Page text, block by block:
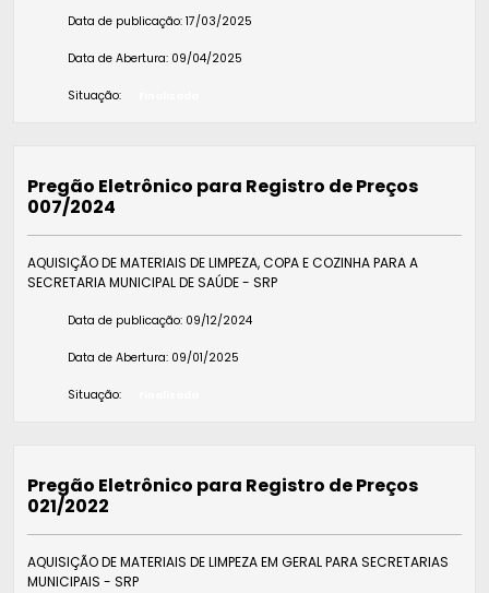
Data de publicação: 17/03/2025
Data de Abertura: 09/04/2025
Situação:
Pregão Eletrônico para Registro de Preços
007/2024
AQUISIÇÃO DE MATERIAIS DE LIMPEZA, COPA E COZINHA PARA A
SECRETARIA MUNICIPAL DE SAÚDE - SRP
Data de publicação: 09/12/2024
Data de Abertura: 09/01/2025
Situação:
Pregão Eletrônico para Registro de Preços
021/2022
AQUISIÇÃO DE MATERIAIS DE LIMPEZA EM GERAL PARA SECRETARIAS
MUNICIPAIS - SRP